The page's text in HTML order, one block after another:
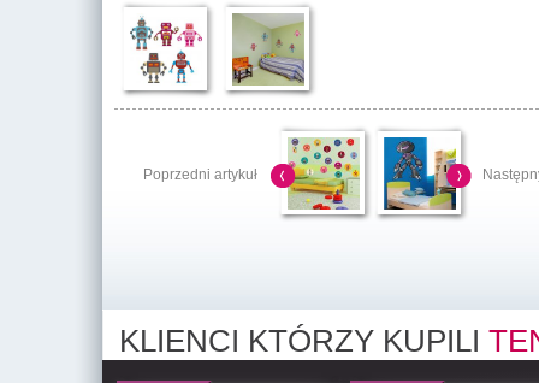
Poprzedni artykuł
KLIENCI KTÓRZY KUPILI